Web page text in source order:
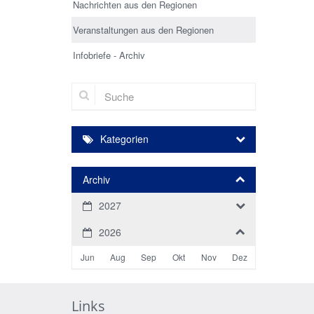
Nachrichten aus den Regionen
Veranstaltungen aus den Regionen
Infobriefe - Archiv
Suche
Kategorien
Archiv
2027
2026
Jun Aug Sep Okt Nov Dez
Links